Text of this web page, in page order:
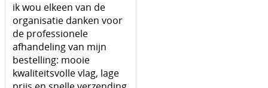
ik wou elkeen van de
organisatie danken voor
de professionele
afhandeling van mijn
bestelling: mooie
kwaliteitsvolle vlag, lage